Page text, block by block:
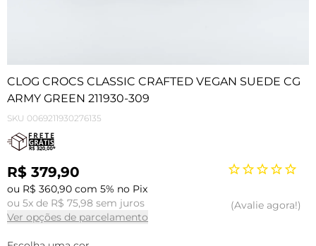
CLOG CROCS CLASSIC CRAFTED VEGAN SUEDE CG
ARMY GREEN 211930-309
SKU 0069211930276135
R$ 379,90
ou R$ 360,90 com 5% no Pix
ou 5x de R$ 75,98 sem juros
Ver opções de parcelamento
Avalie agora!